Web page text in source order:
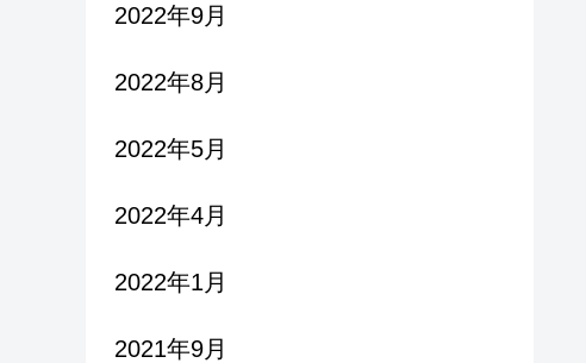
2022年9月
2022年8月
2022年5月
2022年4月
2022年1月
2021年9月